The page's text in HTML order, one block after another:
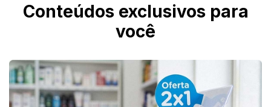
Conteúdos exclusivos para
você